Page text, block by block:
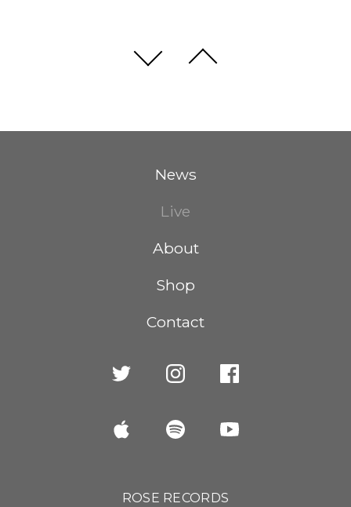
News
Live
About
Shop
Contact
ROSE RECORDS